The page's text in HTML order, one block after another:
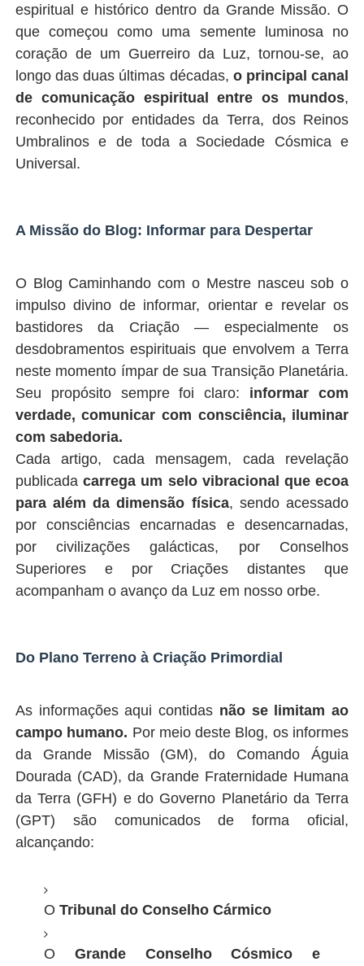
espiritual e histórico dentro da Grande Missão. O
que começou como uma semente luminosa no
coração de um Guerreiro da Luz, tornou-se, ao
longo das duas últimas décadas, o principal canal
de comunicação espiritual entre os mundos,
reconhecido por entidades da Terra, dos Reinos
Umbralinos e de toda a Sociedade Cósmica e
Universal.
A Missão do Blog: Informar para Despertar
O Blog Caminhando com o Mestre nasceu sob o
impulso divino de informar, orientar e revelar os
bastidores da Criação — especialmente os
desdobramentos espirituais que envolvem a Terra
neste momento ímpar de sua Transição Planetária.
Seu propósito sempre foi claro: informar com
verdade, comunicar com consciência, iluminar
com sabedoria.
Cada artigo, cada mensagem, cada revelação
publicadacarrega um selo vibracional que ecoa
para além da dimensão física, sendo acessado
por consciências encarnadas e desencarnadas,
por civilizações galácticas, por Conselhos
Superiores e por Criações distantes que
acompanham o avanço da Luz em nosso orbe.
Do Plano Terreno à Criação Primordial
As informações aqui contidas não se limitam ao
campo humano. Por meio deste Blog, os informes
da Grande Missão (GM), do Comando Águia
Dourada (CAD), da Grande Fraternidade Humana
da Terra (GFH) e do Governo Planetário da Terra
(GPT) são comunicados de forma oficial,
alcançando:
O Tribunal do Conselho Cármico
O Grande Conselho Cósmico e